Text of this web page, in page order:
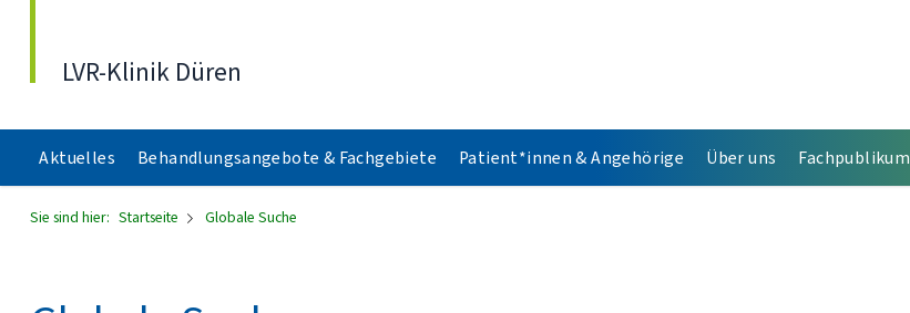
LVR-Klinik Düren
Aktuelles Behandlungsangebote & Fachgebiete Patient*innen & Angehörige Über uns Fachpublikum
Sie sind hier: Startseite Globale Suche